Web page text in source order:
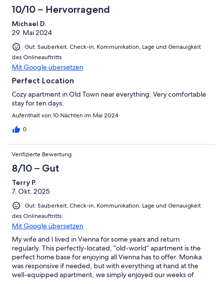
10/10 – Hervorragend
Michael D.
29. Mai 2024
Gut: Sauberkeit, Check-in, Kommunikation, Lage und Genauigkeit
des Onlineauftritts
Mit Google übersetzen
Perfect Location
Cozy apartment in Old Town near everything. Very comfortable
stay for ten days.
Aufenthalt von 10 Nächten im Mai 2024
0
Verifizierte Bewertung
8/10 – Gut
Terry P.
7. Okt. 2025
Gut: Sauberkeit, Check-in, Kommunikation, Lage und Genauigkeit
des Onlineauftritts
Mit Google übersetzen
My wife and I lived in Vienna for some years and return
regularly. This perfectly-located, “old-world” apartment is the
perfect home base for enjoying all Vienna has to offer. Monika
was responsive if needed, but with everything at hand at the
well-equipped apartment, we simply enjoyed our weeks of